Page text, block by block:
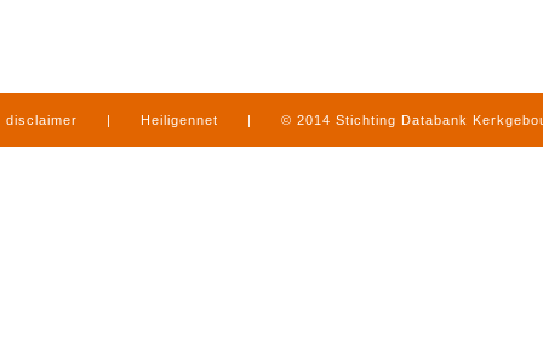
disclaimer | Heiligennet | © 2014 Stichting Databank